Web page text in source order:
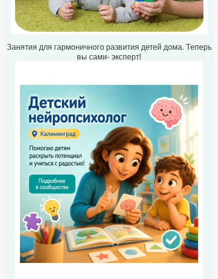
Занятия для гармоничного развития детей дома. Теперь
вы сами- эксперт!